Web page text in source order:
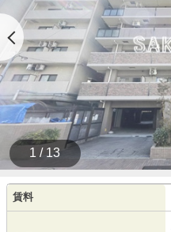
1 / 13
賃料